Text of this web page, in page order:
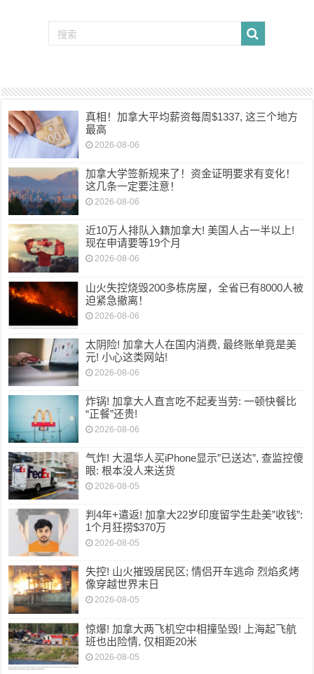
真相！加拿大平均薪资每周$1337, 这三个地方
最高
2026-08-06
加拿大学签新规来了！资金证明要求有变化！
这几条一定要注意！
2026-08-06
近10万人排队入籍加拿大! 美国人占一半以上!
现在申请要等19个月
2026-08-06
山火失控烧毁200多栋房屋，全省已有8000人被
迫紧急撤离！
2026-08-06
太阴险! 加拿大人在国内消费, 最终账单竟是美
元! 小心这类网站!
2026-08-06
炸锅! 加拿大人直言吃不起麦当劳: 一顿快餐比
“正餐”还贵!
2026-08-06
气炸! 大温华人买iPhone显示”已送达”, 查监控傻
眼: 根本没人来送货
2026-08-05
判4年+遣返! 加拿大22岁印度留学生赴美”收钱”:
1个月狂捞$370万
2026-08-05
失控! 山火摧毁居民区; 情侣开车逃命 烈焰炙烤
像穿越世界末日
2026-08-05
惊爆! 加拿大两飞机空中相撞坠毁! 上海起飞航
班也出险情, 仅相距20米
2026-08-05